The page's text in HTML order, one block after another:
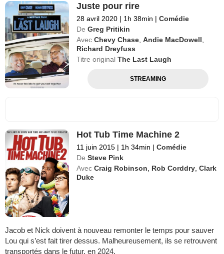
Juste pour rire
28 avril 2020 | 1h 38min | Comédie
De Greg Pritikin
Avec Chevy Chase ,Andie MacDowell
Richard Dreyfuss
Titre originalThe Last Laugh
STREAMING
Hot Tub Time Machine 2
11 juin 2015 | 1h 34min | Comédie
De Steve Pink
Avec Craig Robinson Rob Corddry ,Clark
Duke
Jacob et Nick doivent à nouveau remonter le temps pour sauver
Lou qui s’est fait tirer dessus. Malheureusement, ils se retrouvent
transportés dans le futur, en 2024.